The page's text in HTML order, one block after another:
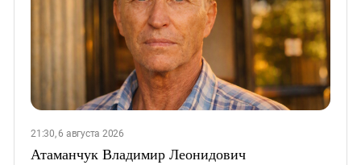
21:30, 6 августа 2026
Атаманчук Владимир Леонидович